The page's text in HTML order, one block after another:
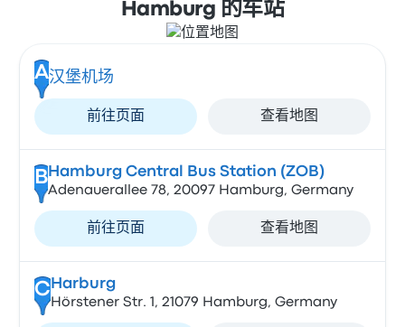
Hamburg 的车站
A汉堡机场
前往页面 查看地图
B Hamburg Central Bus Station (ZOB)
Adenauerallee 78, 20097 Hamburg, Germany
前往页面 查看地图
CHarburg
Hörstener Str. 1, 21079 Hamburg, Germany